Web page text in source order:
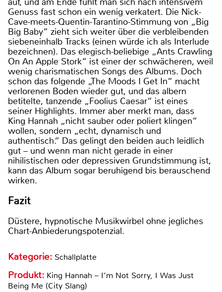
Genuss fast schon ein wenig verkatert. Die Nick-
Cave-meets-Quentin-Tarantino-Stimmung von „Big
Big Baby“ zieht sich weiter über die verbleibenden
siebeneinhalb Tracks (einen würde ich als Interlude
bezeichnen). Das elegisch-beliebige „Ants Crawling
On An Apple Stork“ ist einer der schwächeren, weil
wenig charismatischen Songs des Albums. Doch
schon das folgende „The Moods I Get In“ macht
verlorenen Boden wieder gut, und das albern
betitelte, tanzende „Foolius Caesar“ ist eines
seiner Highlights. Immer aber merkt man, dass
King Hannah „nicht sauber oder poliert klingen“
wollen, sondern „echt, dynamisch und
authentisch.“ Das gelingt den beiden auch leidlich
gut – und wenn man nicht gerade in einer
nihilistischen oder depressiven Grundstimmung ist,
kann das Album sogar beruhigend bis berauschend
wirken.
Fazit
Düstere, hypnotische Musikwirbel ohne jegliches
Chart-Anbiederungspotenzial.
Kategorie: Schallplatte
Produkt: King Hannah – I‘m Not Sorry, I Was Just
Being Me (City Slang)